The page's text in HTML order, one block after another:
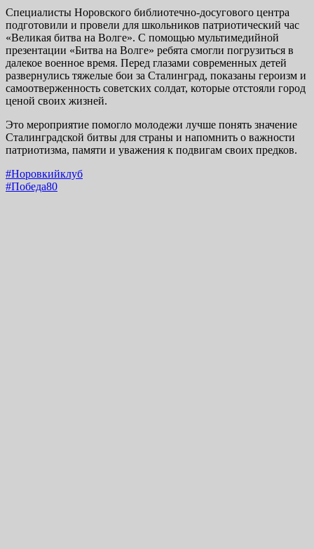
Специалисты Норовского библиотечно-досугового центра
подготовили и провели для школьников патриотический час
«Великая битва на Волге». С помощью мультимедийной
презентации «Битва на Волге» ребята смогли погрузиться в
далекое военное время. Перед глазами современных детей
развернулись тяжелые бои за Сталинград, показаны героизм и
самоотверженность советских солдат, которые отстояли город
ценой своих жизней.
Это мероприятие помогло молодежи лучше понять значение
Сталинградской битвы для страны и напомнить о важности
патриотизма, памяти и уважения к подвигам своих предков.
#Норовкийклуб
#Победа80